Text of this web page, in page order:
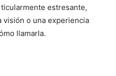
estresante,
visión o una experiencia
llamarla.